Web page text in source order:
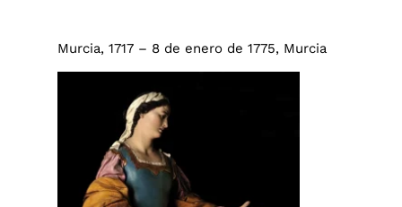
Murcia, 1717 – 8 de enero de 1775, Murcia